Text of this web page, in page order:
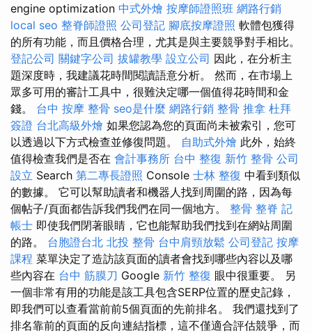
engine optimization 中式外燴 按摩師證照班 網路行銷
local seo 整脊師證照 公司登記 腳底按摩證照 軟體包獲得
的所有功能，而且價格合理，尤其是與主要競爭對手相比。
登記公司 關鍵字公司 拔罐教學 設立公司 因此，在分析主
題深度時，我建議花時間閱讀語意分析。 然而，在市場上
眾多可用的審計工具中，很難決定哪一個值得花時間和金
錢。 台中 按摩 整骨 seo是什麼 網路行銷 整骨 推拿 杜拜
簽證 台北高級外燴 如果您認為您的頁面尚未被索引，您可
以透過以下方式檢查並修復問題。 自助式外燴 此外，始終
值得檢查我們是否在 會計事務所 台中 整復 新竹 整骨 公司
設立 Search 第二專長證照 Console 士林 整復 中看到類似
的數據。 它可以幫助讀者和機器人找到周圍的路，因為每
個帖子/頁面都告訴我們我們在同一個地方。 整骨 整脊 記
帳士 即使我們閉著眼睛，它也能幫助我們找到在網站周圍
的路。 台胞證台北 北投 整骨 台中肩頸放鬆 公司登記 按摩
課程 菜單決定了造訪該頁面的讀者會找到哪些內容以及哪
些內容在 台中 筋膜刀 Google 新竹 整復 眼中很重要。 另
一個非常有用的功能是該工具包含SERP位置的歷史記錄，
即我們可以查看當前前5個頁面的先前排名。 我們還找到了
排名靠前的頁面的反向連結指標，這不僅適合評估競爭，而